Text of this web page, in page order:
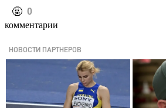
️🤬 0
комментарии